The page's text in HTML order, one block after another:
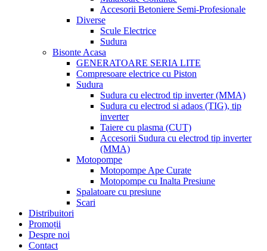
Accesorii Betoniere Semi-Profesionale
Diverse
Scule Electrice
Sudura
Bisonte Acasa
GENERATOARE SERIA LITE
Compresoare electrice cu Piston
Sudura
Sudura cu electrod tip inverter (MMA)
Sudura cu electrod si adaos (TIG), tip
inverter
Taiere cu plasma (CUT)
Accesorii Sudura cu electrod tip inverter
(MMA)
Motopompe
Motopompe Ape Curate
Motopompe cu Inalta Presiune
Spalatoare cu presiune
Scari
Distribuitori
Promoții
Despre noi
Contact